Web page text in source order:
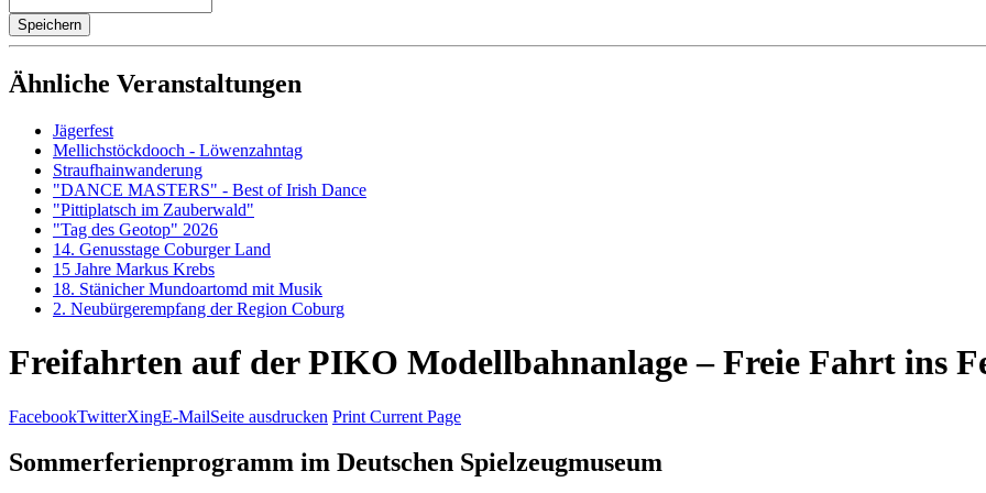
Ähnliche Veranstaltungen
Jägerfest
Mellichstöckdooch - Löwenzahntag
Straufhainwanderung
"DANCE MASTERS" - Best of Irish Dance
"Pittiplatsch im Zauberwald"
"Tag des Geotop" 2026
14. Genusstage Coburger Land
15 Jahre Markus Krebs
18. Stänicher Mundoartomd mit Musik
2. Neubürgerempfang der Region Coburg
Freifahrten auf der PIKO Modellbahnanlage – Freie Fahrt ins
FacebookTwitterXingE-MailSeite ausdrucken Print Current Page
Sommerferienprogramm im Deutschen Spielzeugmuseum